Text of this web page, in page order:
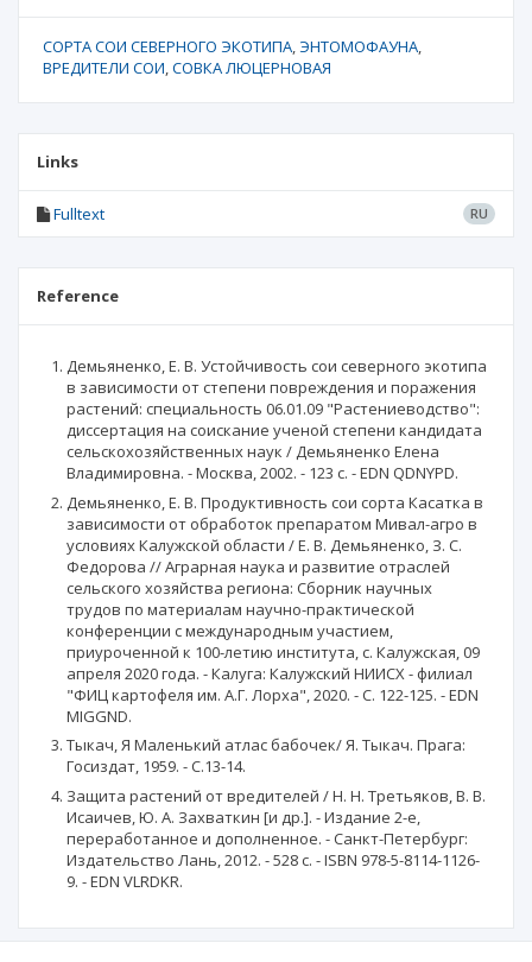
СОРТА СОИ СЕВЕРНОГО ЭКОТИПА ЭНТОМОФАУНА
ВРЕДИТЕЛИ СОИ СОВКА ЛЮЦЕРНОВАЯ
Links
Fulltext RU
Reference
Демьяненко, Е. В. Устойчивость сои северного экотипа
в зависимости от степени повреждения и поражения
растений: специальность 06.01.09 "Растениеводство":
диссертация на соискание ученой степени кандидата
сельскохозяйственных наук / Демьяненко Елена
Владимировна. - Москва, 2002. - 123 с. - EDN QDNYPD.
Демьяненко, Е. В. Продуктивность сои сорта Касатка в
зависимости от обработок препаратом Мивал-агро в
условиях Калужской области / Е. В. Демьяненко, З. С.
Федорова // Аграрная наука и развитие отраслей
сельского хозяйства региона: Сборник научных
трудов по материалам научно-практической
конференции с международным участием,
приуроченной к 100-летию института, с. Калужская, 09
апреля 2020 года. - Калуга: Калужский НИИСХ - филиал
"ФИЦ картофеля им. А.Г. Лорха", 2020. - С. 122-125. - EDN
MIGGND.
Тыкач, Я Маленький атлас бабочек/ Я. Тыкач. Прага:
Госиздат, 1959. - С.13-14.
Защита растений от вредителей / Н. Н. Третьяков, В. В.
Исаичев, Ю. А. Захваткин [и др.]. - Издание 2-е,
переработанное и дополненное. - Санкт-Петербург:
Издательство Лань, 2012. - 528 с. - ISBN 978-5-8114-1126-
9. - EDN VLRDKR.